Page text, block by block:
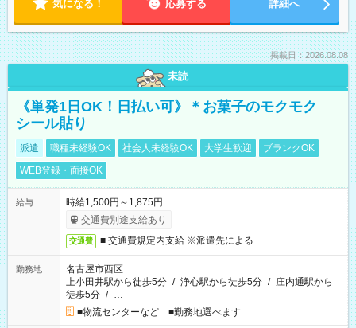
気になる！ 応募する 詳細へ
掲載日：2026.08.08
未読
《単発1日OK！日払い可》＊お菓子のモクモク
シール貼り
派遣 職種未経験OK 社会人未経験OK 大学生歓迎
ブランクOK
WEB登録・面接OK
給与
時給1,500円～1,875円
交通費別途支給あり
交通費 ■ 交通費規定内支給 ※派遣先による
勤務地
名古屋市西区
上小田井駅から徒歩5分 / 浄心駅から徒歩5分 / 庄内通駅から
徒歩5分 / …
■物流センターなど ■勤務地選べます